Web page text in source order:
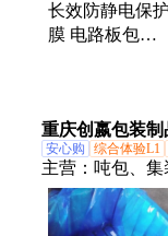
锈片剂、防锈
水基气相防锈
收缩、气相除
长效防静电保护
膜 电路板包装
重庆创嬴包装制
安心购 综合体验L1
主营： 吨包、
袋、二手吨袋
预压吨袋、